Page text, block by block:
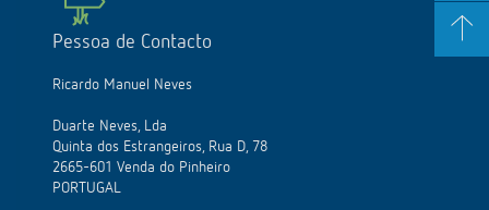
Pessoa de Contacto
Ricardo Manuel Neves
Duarte Neves, Lda
Quinta dos Estrangeiros, Rua D, 78
2665-601 Venda do Pinheiro
PORTUGAL